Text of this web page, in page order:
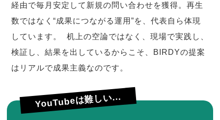
経由で毎月安定して新規の問い合わせを獲得。再生
数ではなく“成果につながる運用”を、代表自ら体現
しています。 机上の空論ではなく、現場で実践し、
検証し、結果を出しているからこそ、BIRDYの提案
はリアルで成果主義なのです。
YouTubeは難しい...